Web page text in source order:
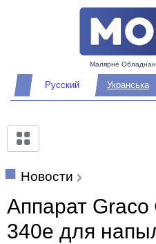
Малярне
Русский Укранська
Новости
Аппарат Graco
340e для